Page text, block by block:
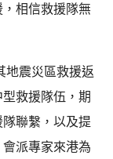
相信救援隊無
地震災區救援返
救援隊伍，期
聯繫，以及提
派專家來港為